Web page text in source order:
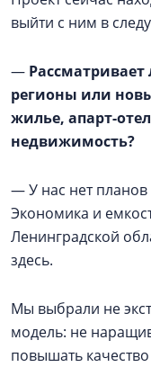
выйти с ним в
—
регионы или
жилье, апарт-
недвижимость?
— У нас нет
Экономика и
Ленинградской
здесь.
Мы выбрали не
модель: не
повышать